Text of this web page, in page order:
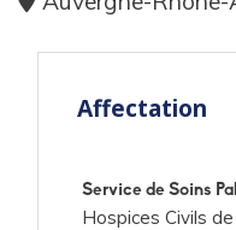
Affectation
Service de Soins
Hospices Civils